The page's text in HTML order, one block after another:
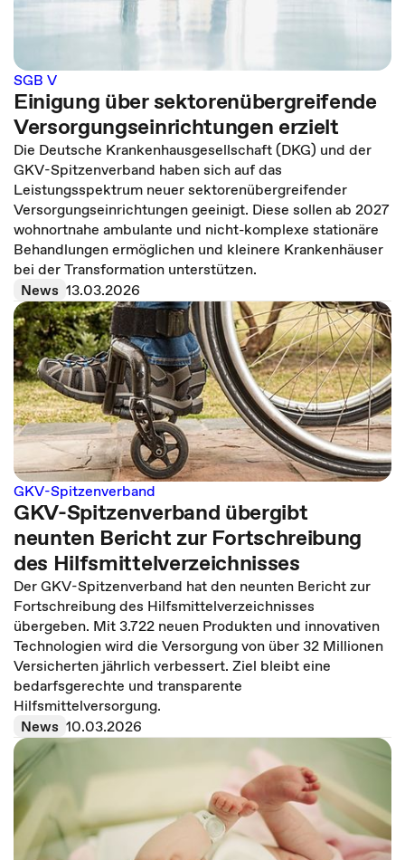
SGB V
Einigung über sektorenübergreifende
Versorgungseinrichtungen erzielt
Die Deutsche Krankenhausgesellschaft (DKG) und der
GKV-Spitzenverband haben sich auf das
Leistungsspektrum neuer sektorenübergreifender
Versorgungseinrichtungen geeinigt. Diese sollen ab 2027
wohnortnahe ambulante und nicht-komplexe stationäre
Behandlungen ermöglichen und kleinere Krankenhäuser
bei der Transformation unterstützen.
News 13.03.2026
GKV-Spitzenverband
GKV-Spitzenverband übergibt
neunten Bericht zur Fortschreibung
des Hilfsmittelverzeichnisses
Der GKV-Spitzenverband hat den neunten Bericht zur
Fortschreibung des Hilfsmittelverzeichnisses
übergeben. Mit 3.722 neuen Produkten und innovativen
Technologien wird die Versorgung von über 32 Millionen
Versicherten jährlich verbessert. Ziel bleibt eine
bedarfsgerechte und transparente
Hilfsmittelversorgung.
News 10.03.2026